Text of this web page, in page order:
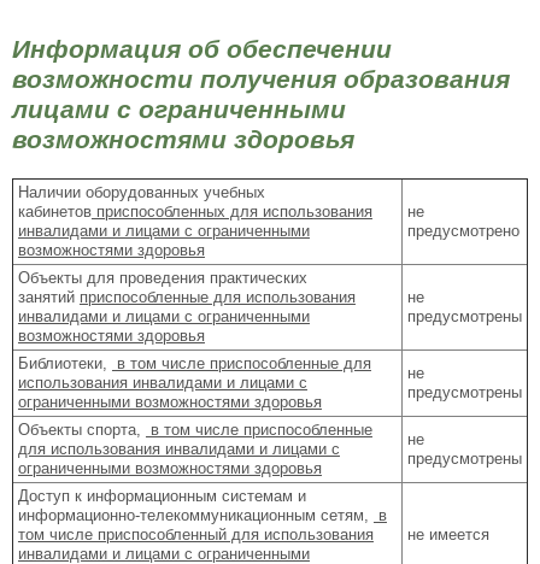
Информация об обеспечении
возможности получения образования
лицами с ограниченными
возможностями здоровья
Наличии оборудованных учебных
кабинетовприспособленных для использования
инвалидами и лицами с ограниченными
возможностями здоровья
не
предусмотрено
Объекты для проведения практических
занятий приспособленные для использования
инвалидами и лицами с ограниченными
возможностями здоровья
не
предусмотрены
Библиотеки,
в том числе приспособленные для
использования инвалидами и лицами с
ограниченными возможностями здоровья
не
предусмотрены
Объекты спорта,
в том числе приспособленные
для использования инвалидами и лицами с
ограниченными возможностями здоровья
не
предусмотрены
Доступ к информационным системам и
информационно-телекоммуникационным сетям,
в
том числе приспособленный для использования
инвалидами и лицами с ограниченными
не имеется